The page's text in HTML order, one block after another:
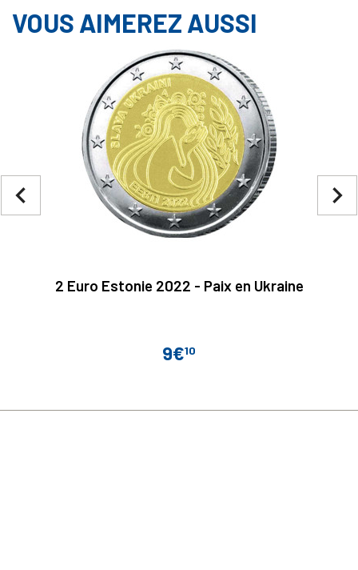
VOUS AIMEREZ AUSSI
2 Euro Estonie 2022 - Paix en Ukraine
Prix
9€10
navigate_next
navigate_before